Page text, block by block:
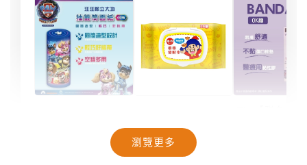
筒面紙｜40抽
乖聯名款濕紙巾
｜乖乖發財巾｜
28抽/88抽
瀏覽更多